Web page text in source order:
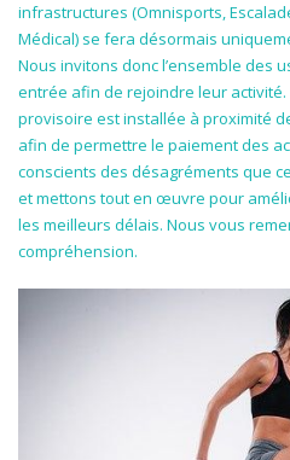
infrastructures (Omnisports,
Médical) se fera désormais
Nous invitons donc l’ensemble des
entrée afin de rejoindre leur
provisoire est installée à proximité
afin de permettre le paiement des
conscients des désagréments que
et mettons tout en œuvre pour
les meilleurs délais. Nous vous
compréhension.